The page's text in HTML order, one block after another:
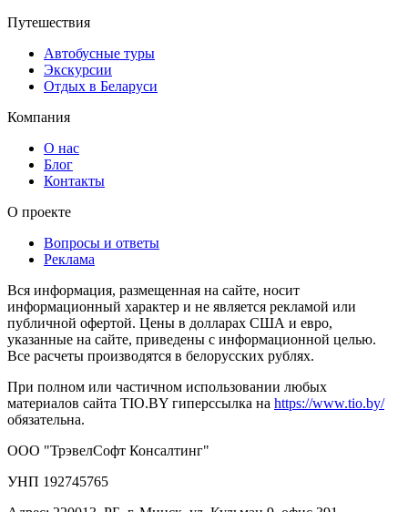
Путешествия
Автобусные туры
Экскурсии
Отдых в Беларуси
Компания
О нас
Блог
Контакты
О проекте
Вопросы и ответы
Реклама
Вся информация, размещенная на сайте, носит
информационный характер и не является рекламой или
публичной офертой. Цены в долларах США и евро,
указанные на сайте, приведены с информационной целью.
Все расчеты производятся в белорусских рублях.
При полном или частичном использовании любых
материалов сайта TIO.BY гиперссылка на https://www.tio.by/
обязательна.
ООО "ТрэвелСофт Консалтинг"
УНП 192745765